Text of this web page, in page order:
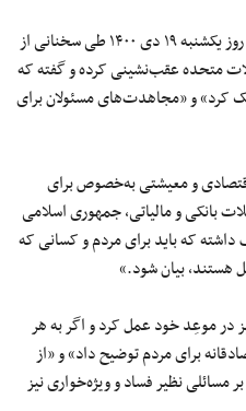
علی خامنه‌ای رهبر جمهوری اسلامی نیز روز یکشنبه ۱۹ دی ۱۴۰۰ طی سخنانی از
متحده عقب‌نشینی کرده و گفته که
کرد» و «مجاهدت‌های مسئولان برای
و معیشتی به‌خصوص برای
و مالیاتی، جمهوری اسلامی
که باید برای مردم و کسانی که
هستند، بیان شود.»
در موعِد خود عمل کرد و اگر به هر
برای مردم توضیح داد» و «از
نظیر فساد و ویژه‌خواری نیز